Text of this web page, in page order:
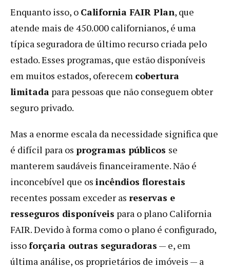
Enquanto isso, o California FAIR Plan, que
atende mais de 450.000 californianos, é uma
típica seguradora de último recurso criada pelo
estado. Esses programas, que estão disponíveis
em muitos estados, oferecem cobertura
limitada para pessoas que não conseguem obter
seguro privado.
Mas a enorme escala da necessidade significa que
é difícil para os programas públicos se
manterem saudáveis financeiramente. Não é
inconcebível que os incêndios florestais
recentes possam exceder as reservas e
resseguros disponíveis para o plano California
FAIR. Devido à forma como o plano é configurado,
issoforçaria outras seguradoras — e, em
última análise, os proprietários de imóveis — a